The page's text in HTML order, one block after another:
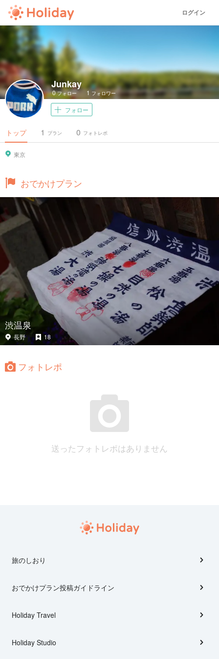
ログイン
Junkay
0フォロー 1 フォロワー
フォロー
トップ プラン
1 フォトレポ
0
東京
おでかけプラン
渋温泉
長野 18
フォトレポ
送ったフォトレポはありません
旅のしおり
おでかけプラン投稿ガイドライン
Holiday Travel
Holiday Studio